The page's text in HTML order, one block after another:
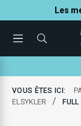
Les
TOGGLEQUE
NOUS
À
?
VOUS ÊTES ICI:
ELSYKLER /